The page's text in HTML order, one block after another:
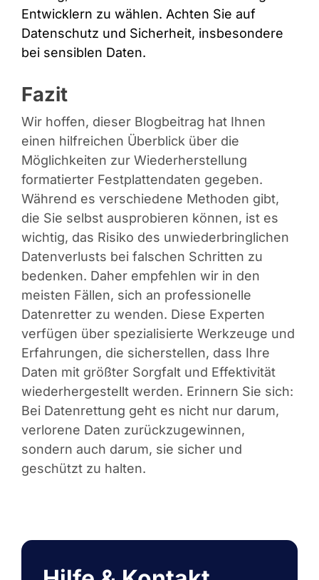
Entwicklern zu wählen. Achten Sie auf
Datenschutz und Sicherheit, insbesondere
bei sensiblen Daten.
Fazit
Wir hoffen, dieser Blogbeitrag hat Ihnen
einen hilfreichen Überblick über die
Möglichkeiten zur Wiederherstellung
formatierter Festplattendaten gegeben.
Während es verschiedene Methoden gibt,
die Sie selbst ausprobieren können, ist es
wichtig, das Risiko des unwiederbringlichen
Datenverlusts bei falschen Schritten zu
bedenken. Daher empfehlen wir in den
meisten Fällen, sich an professionelle
Datenretter zu wenden. Diese Experten
verfügen über spezialisierte Werkzeuge und
Erfahrungen, die sicherstellen, dass Ihre
Daten mit größter Sorgfalt und Effektivität
wiederhergestellt werden. Erinnern Sie sich:
Bei Datenrettung geht es nicht nur darum,
verlorene Daten zurückzugewinnen,
sondern auch darum, sie sicher und
geschützt zu halten.